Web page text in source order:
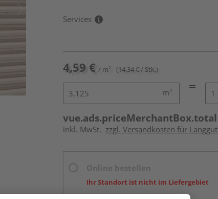
Services
4,59 € / m² (14,34 € / Stk.)
m²
vue.ads.priceMerchantBox.total
inkl. MwSt. zzgl. Versandkosten für Langgut
Ihr Standort ist nicht im Liefergebiet